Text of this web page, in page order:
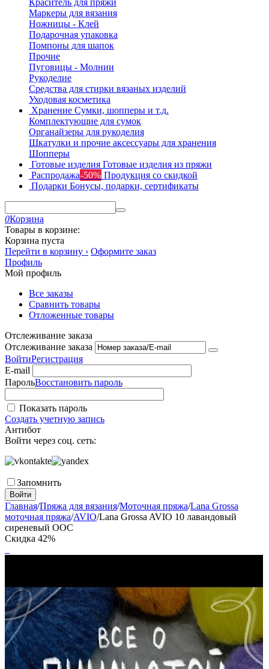
Маркеры для вязания
Ножницы - Клей
Подарочная упаковка
Помпоны для шапок
Прочие
Пуговицы - Молнии
Рукоделие
Средства для стирки вязаных изделий
Уходовая косметика
Хранение Сумки, шопперы и т.д.
Комплектующие для сумок
Органайзеры для рукоделия
Шкатулки и прочие аксессуары для хранения
Шопперы
Готовые изделия Готовые изделия из пряжи
Распродажа-50% Продукция со скидкой
Подарки Бонусы, подарки, сертификаты
0Корзина
Товары в корзине:
Корзина пуста
Перейти в корзину › Оформите заказ
Профиль
Мой профиль
Все заказы
Сравнить товары
Отложенные товары
Отслеживание заказа
Отслеживание заказа
ВойтиРегистрация
E-mail
ПарольВосстановить пароль
Показать пароль
Создать учетную запись
Антибот
Войти через соц. сеть:
Запомнить
Войти
Главная/Пряжа для вязания/Моточная пряжа/Lana Grossa
моточная пряжа/AVIO/Lana Grossa AVIO 10 лавандовый
сиреневый ООС
Скидка 42%